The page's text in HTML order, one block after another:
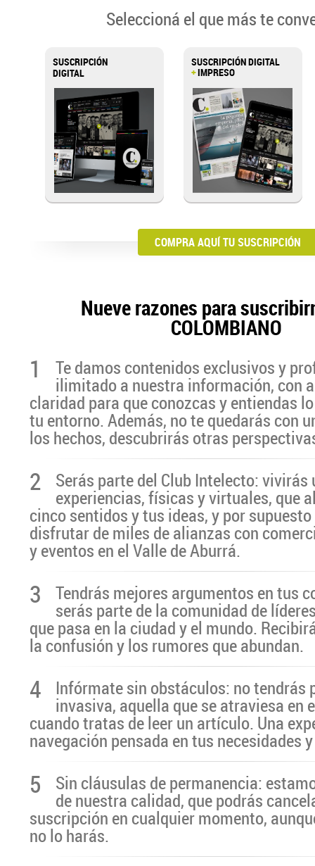
Seleccioná el que más te
SUSCRIPCIÓN
DIGITAL
SUSCRIPCIÓN DIGITAL
+IMPRESO
COMPRA AQUÍ TU SUSCRIPCIÓN
Nueve razones para
COLOMBIANO
1 Te damos contenidos exclusivos y
ilimitado a nuestra información, con
claridad para que conozcas y entiendas
tu entorno. Además, no te quedarás con
los hechos, descubrirás otras
2 Serás parte del Club Intelecto: vivirás
experiencias, físicas y virtuales, que
cinco sentidos y tus ideas, y por
disfrutar de miles de alianzas con
y eventos en el Valle de Aburrá.
3 Tendrás mejores argumentos en tus
serás parte de la comunidad de
que pasa en la ciudad y el mundo.
la confusión y los rumores que abundan.
4 Infórmate sin obstáculos: no tendrás
invasiva, aquella que se atraviesa en
cuando tratas de leer un artículo. Una
navegación pensada en tus necesidades
5 Sin cláusulas de permanencia:
de nuestra calidad, que podrás
suscripción en cualquier momento,
no lo harás.